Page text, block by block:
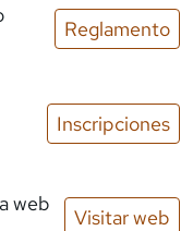
Reglamento
Inscripciones
web
Visitar web